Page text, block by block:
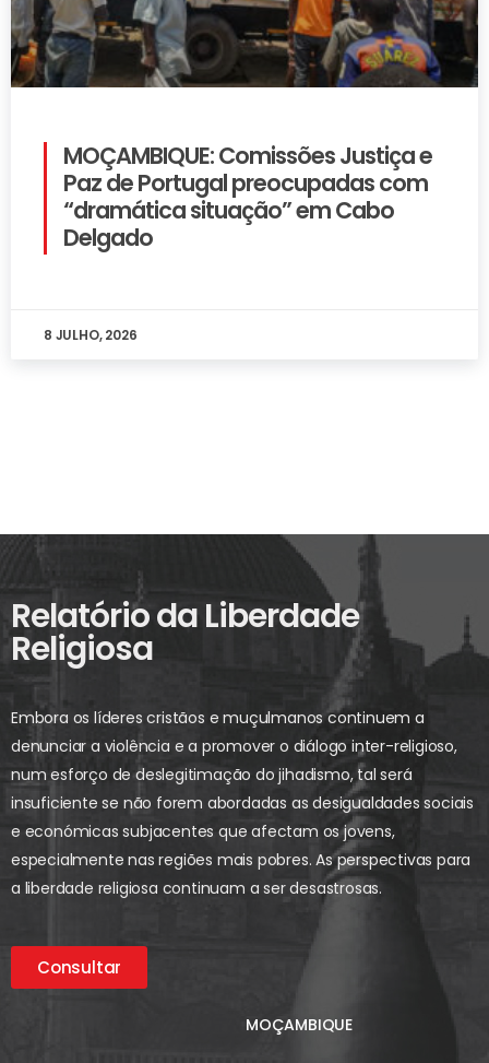
MOÇAMBIQUE: Comissões Justiça e
Paz de Portugal preocupadas com
“dramática situação” em Cabo
Delgado
8 JULHO, 2026
Relatório da Liberdade
Religiosa
Embora os líderes cristãos e muçulmanos continuem a
denunciar a violência e a promover o diálogo inter-religioso,
num esforço de deslegitimação do jihadismo, tal será
insuficiente se não forem abordadas as desigualdades sociais
e económicas subjacentes que afectam os jovens,
especialmente nas regiões mais pobres. As perspectivas para
a liberdade religiosa continuam a ser desastrosas.
Consultar
MOÇAMBIQUE